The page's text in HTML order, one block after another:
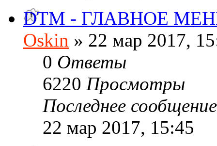
DTM - ГЛАВНОЕ
Oskin » 22 мар 2017,
0 Ответы
6220 Просмотры
Последнее
22 мар 2017, 15:45